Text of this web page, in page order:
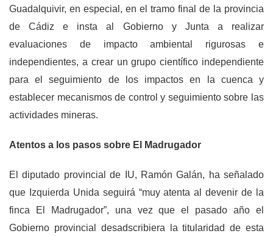
Guadalquivir, en especial, en el tramo final de la provincia
de Cádiz e insta al Gobierno y Junta a realizar
evaluaciones de impacto ambiental rigurosas e
independientes, a crear un grupo científico independiente
para el seguimiento de los impactos en la cuenca y
establecer mecanismos de control y seguimiento sobre las
actividades mineras.
Atentos a los pasos sobre El Madrugador
El diputado provincial de IU, Ramón Galán, ha señalado
que Izquierda Unida seguirá “muy atenta al devenir de la
finca El Madrugador”, una vez que el pasado año el
Gobierno provincial desadscribiera la titularidad de esta